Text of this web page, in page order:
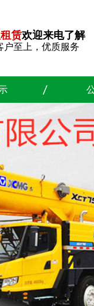
赁欢迎来电了解
户至上，优质服务